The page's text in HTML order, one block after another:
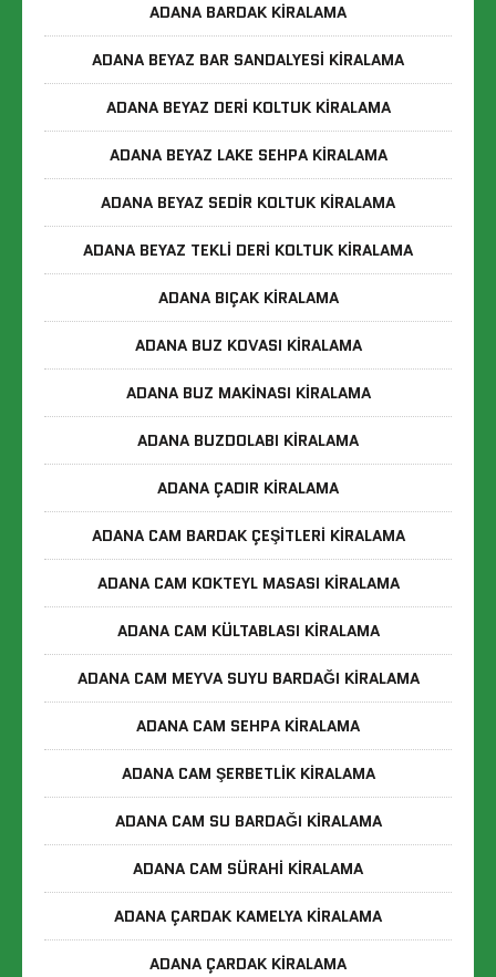
ADANA BARDAK KIRALAMA
ADANA BEYAZ BAR SANDALYESI KIRALAMA
ADANA BEYAZ DERI KOLTUK KIRALAMA
ADANA BEYAZ LAKE SEHPA KIRALAMA
ADANA BEYAZ SEDIR KOLTUK KIRALAMA
ADANA BEYAZ TEKLI DERI KOLTUK KIRALAMA
ADANA BIÇAK KIRALAMA
ADANA BUZ KOVASI KIRALAMA
ADANA BUZ MAKINASI KIRALAMA
ADANA BUZDOLABI KIRALAMA
ADANA ÇADIR KIRALAMA
ADANA CAM BARDAK ÇEŞITLERI KIRALAMA
ADANA CAM KOKTEYL MASASI KIRALAMA
ADANA CAM KÜLTABLASI KIRALAMA
ADANA CAM MEYVA SUYU BARDAĞI KIRALAMA
ADANA CAM SEHPA KIRALAMA
ADANA CAM ŞERBETLIK KIRALAMA
ADANA CAM SU BARDAĞI KIRALAMA
ADANA CAM SÜRAHI KIRALAMA
ADANA ÇARDAK KAMELYA KIRALAMA
ADANA ÇARDAK KIRALAMA